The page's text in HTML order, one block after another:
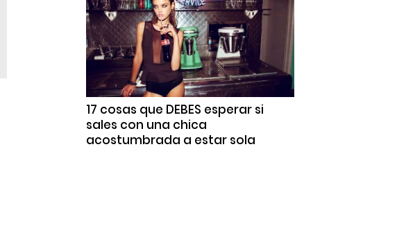
17 cosas que DEBES esperar si
sales con una chica
acostumbrada a estar sola